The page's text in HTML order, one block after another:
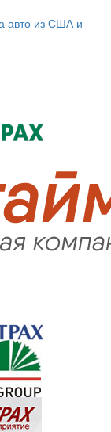
авто из США и